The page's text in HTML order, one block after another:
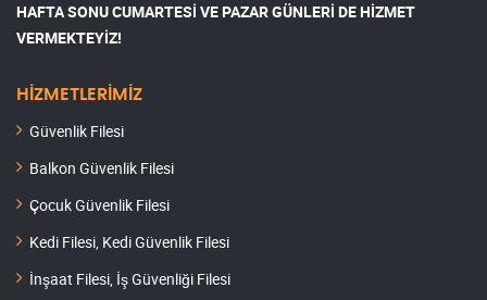
HAFTA SONU CUMARTESİ VE PAZAR GÜNLERİ DE HİZMET
VERMEKTEYİZ!
HİZMETLERİMİZ
Güvenlik Filesi
Balkon Güvenlik Filesi
Çocuk Güvenlik Filesi
Kedi Filesi, Kedi Güvenlik Filesi
İnşaat Filesi, İş Güvenliği Filesi